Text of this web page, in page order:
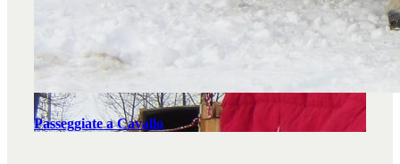
Passeggiate a Cavallo